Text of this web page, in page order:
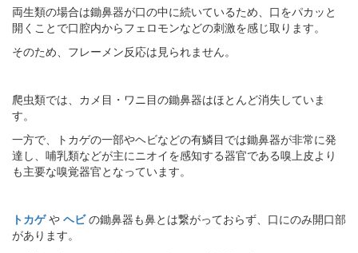
両生類の場合は鋤鼻器が口の中に続いているため、口をパカッと
開くことで口腔内からフェロモンなどの刺激を感じ取ります。
そのため、フレーメン反応は見られません。
爬虫類では、カメ目・ワニ目の鋤鼻器はほとんど消失していま
す。
一方で、トカゲの一部やヘビなどの有鱗目では鋤鼻器が非常に発
達し、哺乳類などが主にニオイを感知する器官である嗅上皮より
も主要な嗅覚器官となっています。
トカゲや ヘビの鋤鼻器も鼻とは繋がっておらず、口にのみ開口部
があります。